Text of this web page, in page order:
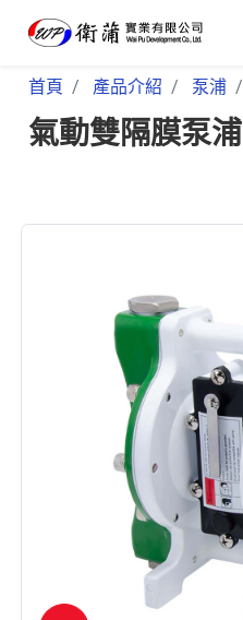
首頁 產品介紹 泵浦
氣動雙隔膜泵浦